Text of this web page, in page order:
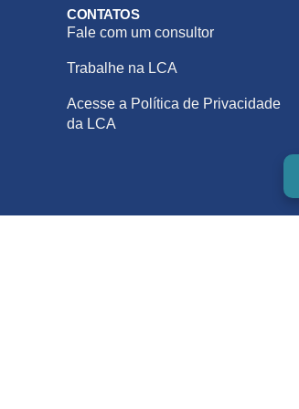
CONTATOS
Fale com um consultor
Trabalhe na LCA
Acesse a Política de Privacidade
da LCA